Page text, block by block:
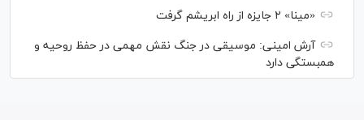
«مینا» ۲ جایزه از راه ابریشم گرفت
آرش امینی: موسیقی در جنگ نقش مهمی در حفظ روحیه و
همبستگی دارد